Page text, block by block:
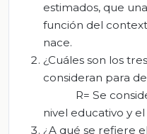
estimados, que
función del
nace.
¿Cuáles son los
consideran para
R= Se
nivel educativo y
¿A qué se refiere